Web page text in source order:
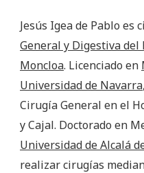
Jesús Igea de Pablo es
General y Digestiva
Moncloa. Licenciado en
Universidad de Navarra
Cirugía General en el
y Cajal. Doctorado en
Universidad de Alcalá
realizar cirugías